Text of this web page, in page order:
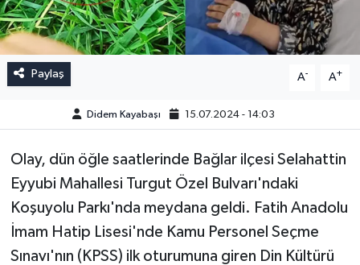
Paylaş A- A+
Didem Kayabaşı 15.07.2024 - 14:03
Olay, dün öğle saatlerinde Bağlar ilçesi Selahattin
Eyyubi Mahallesi Turgut Özel Bulvarı'ndaki
Koşuyolu Parkı'nda meydana geldi. Fatih Anadolu
İmam Hatip Lisesi'nde Kamu Personel Seçme
Sınavı'nın (KPSS) ilk oturumuna giren Din Kültürü